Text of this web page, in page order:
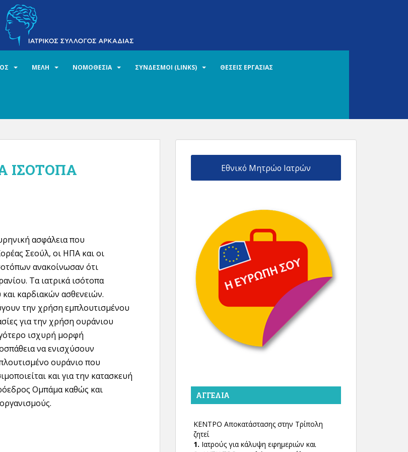
ΜΕΛΗ ΝΟΜΟΘΕΣΙΑ ΣΥΝΔΕΣΜΟΙ (LINKS) ΘΕΣΕΙΣ ΕΡΓΑΣΙΑΣ
ΙΣΟΤΟΠΑ
ασφάλεια που
Σεούλ, οι ΗΠΑ και οι
ανακοίνωσαν ότι
Τα ιατρικά ισότοπα
καρδιακών ασθενειών.
την χρήση εμπλουτισμένου
για την χρήση ουράνιου
ισχυρή μορφή
να ενισχύσουν
ουράνιο που
και για την κατασκευή
Ομπάμα καθώς και
Εθνικό Μητρώο Ιατρών
ΑΓΓΕΛΊΑ
ΚΕΝΤΡΟ Αποκατάστασης στην Τρίπολη
ζητεί
1. Ιατρούς για κάλυψη εφημεριών και